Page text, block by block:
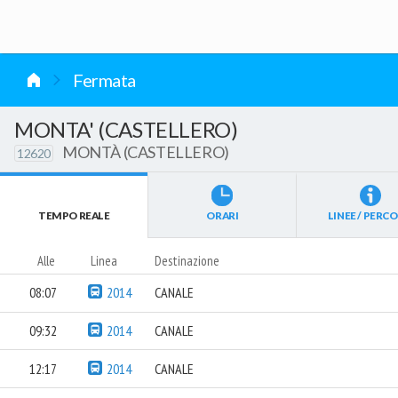
Fermata
MONTA' (CASTELLERO)
12620 MONTÀ (CASTELLERO)
TEMPO REALE ORARI LINEE /
Alle Linea Destinazione
08:07 2014 CANALE
09:32 2014 CANALE
12:17 2014 CANALE